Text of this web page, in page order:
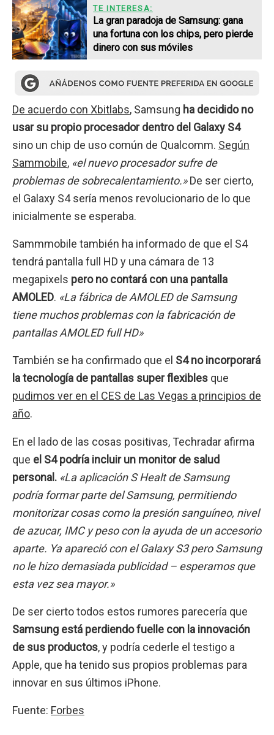
TE INTERESA:
La gran paradoja de Samsung: gana
una fortuna con los chips, pero pierde
dinero con sus móviles
De acuerdo con Xbitlabs, Samsung ha decidido no
usar su propio procesador dentro del Galaxy S4
sino un chip de uso común de Qualcomm. Según
Sammobile, «el nuevo procesador sufre de
problemas de sobrecalentamiento.»De ser cierto,
el Galaxy S4 sería menos revolucionario de lo que
inicialmente se esperaba.
Sammmobile también ha informado de que el S4
tendrá pantalla full HD y una cámara de 13
megapixels pero no contará con una pantalla
AMOLED. «La fábrica de AMOLED de Samsung
tiene muchos problemas con la fabricación de
pantallas AMOLED full HD»
También se ha confirmado que el S4 no incorporará
la tecnología de pantallas super flexibles que
pudimos ver en el CES de Las Vegas a principios de
año.
En el lado de las cosas positivas, Techradar afirma
que el S4 podría incluir un monitor de salud
personal. «La aplicación S Healt de Samsung
podría formar parte del Samsung, permitiendo
monitorizar cosas como la presión sanguíneo, nivel
de azucar, IMC y peso con la ayuda de un accesorio
aparte. Ya apareció con el Galaxy S3 pero Samsung
no le hizo demasiada publicidad – esperamos que
esta vez sea mayor.»
De ser cierto todos estos rumores parecería que
Samsung está perdiendo fuelle con la innovación
de sus productos, y podría cederle el testigo a
Apple, que ha tenido sus propios problemas para
innovar en sus últimos iPhone.
Fuente: Forbes